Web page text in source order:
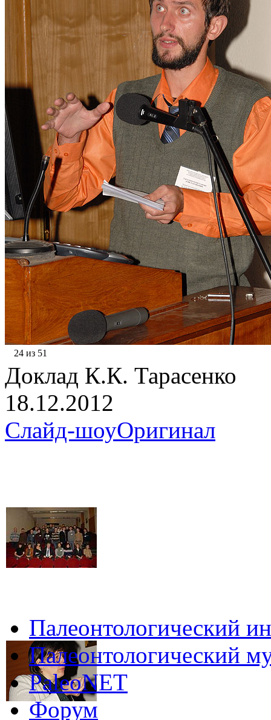
24 из 51
Доклад К.К. Тарасенко
18.12.2012
Слайд-шоуОригинал
Палеонтологический
Палеонтологический
PaleoNET
Форум